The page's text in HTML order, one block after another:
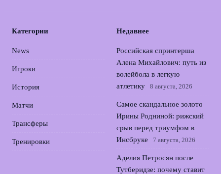
Категории
News
Игроки
История
Матчи
Трансферы
Тренировки
Недавнее
Российская спринтерша
Алена Михайлович: путь из
волейбола в легкую
атлетику
8 августа, 2026
Самое скандальное золото
Ирины Родниной: рижский
срыв перед триумфом в
Инсбруке
7 августа, 2026
Аделия Петросян после
Тутберидзе: почему ставит